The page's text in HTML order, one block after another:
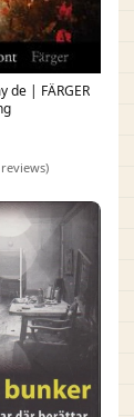
de | FÄRGER
reviews)